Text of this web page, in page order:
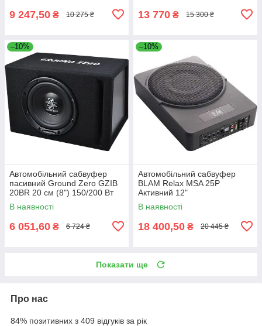
9 247,50 ₴ 10 275 ₴ 13 770 ₴ 15 300 ₴
–10%
Автомобільний сабвуфер
пасивний Ground Zero GZIB
20BR 20 см (8") 150/200 Вт
В наявності
6 051,60 ₴ 6 724 ₴
–10%
Автомобільний сабвуфер
BLAM Relax MSA 25P
Активний 12"
В наявності
18 400,50 ₴ 20 445 ₴
Показати ще
Про нас
84% позитивних з 409 відгуків за рік